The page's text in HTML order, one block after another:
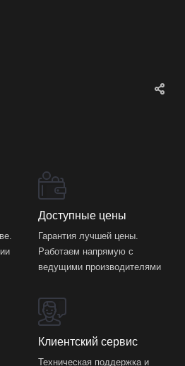
Доступные цены
Гарантия лучшей цены.
Работаем напрямую с
ведущими производителями
Клиентский сервис
Техническая поддержка и